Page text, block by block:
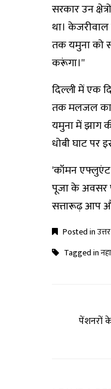
सरकार उन
था।
तक यमुना को
करूंगा।''
दिल्ली में एक
तक मलजल का
यमुना में झाग
धोबी घाट पर
'कॉमन एफ्लुएंट
पूजा के अवसर
सत्तारूढ़ आप
Posted in
Tagged in
पेंशनरों